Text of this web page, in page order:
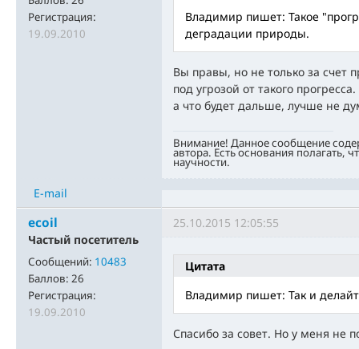
Регистрация:
19.09.2010
Владимир пишет: Такое
деградации природы.
Вы правы, но не только за счет
под угрозой от такого
а что будет дальше, лучше не
Внимание! Данное сообщение
автора. Есть основания полагать,
научности.
E-mail
ecoil
Частый посетитель
Сообщений: 10483
Баллов: 26
Регистрация:
19.09.2010
25.10.2015 12:05:55
Цитата
Владимир пишет: Так и
Спасибо за совет. Но у меня не